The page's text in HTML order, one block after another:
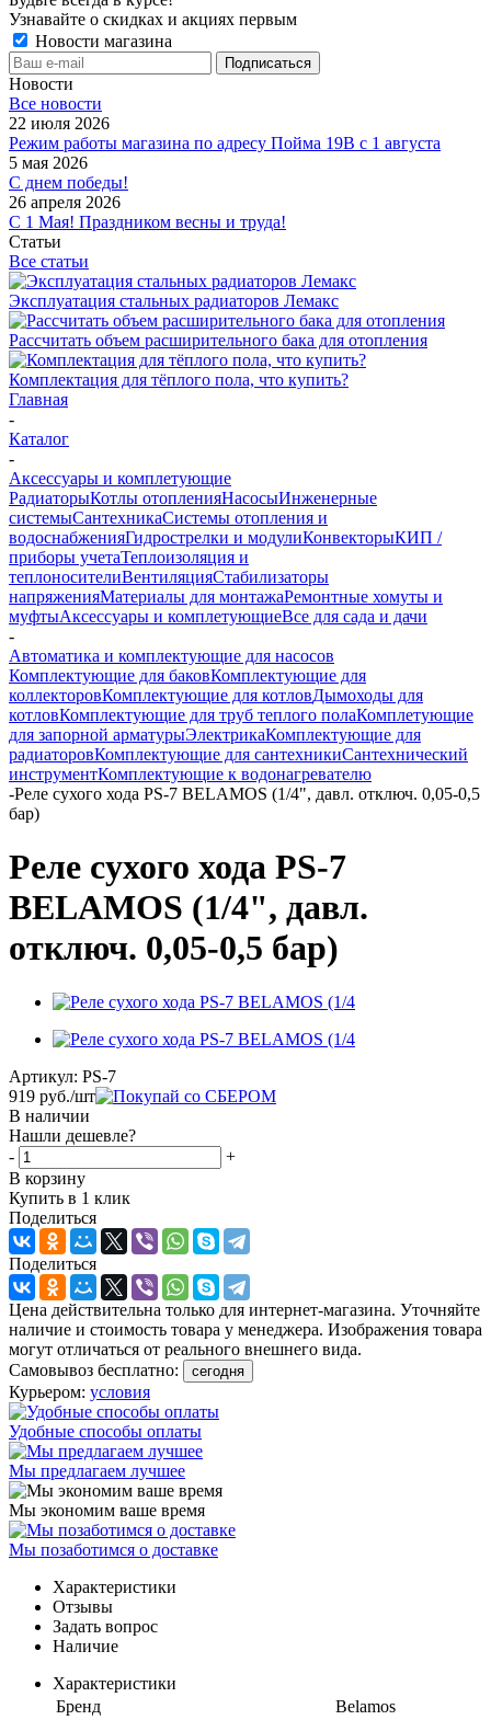
Узнавайте о скидках и акциях первым
Новости магазина
Новости
Все новости
22 июля 2026
Режим работы магазина по адресу Пойма 19В с 1 августа
5 мая 2026
С днем победы!
26 апреля 2026
С 1 Мая! Праздником весны и труда!
Статьи
Все статьи
Эксплуатация стальных радиаторов Лемакс
Рассчитать объем расширительного бака для отопления
Комплектация для тёплого пола, что купить?
Главная
-
Каталог
-
Аксессуары и комплетующие
РадиаторыКотлы отопленияНасосыИнженерные
системыСантехникаСистемы отопления и
водоснабженияГидрострелки и модулиКонвекторыКИП /
приборы учетаТеплоизоляция и
теплоносителиВентиляцияСтабилизаторы
напряженияМатериалы для монтажаРемонтные хомуты и
муфтыАксессуары и комплетующиеВсе для сада и дачи
-
Автоматика и комплектующие для насосов
Комплектующие для баковКомплектующие для
коллекторовКомплектующие для котловДымоходы для
котловКомплектующие для труб теплого полаКомплетующие
для запорной арматурыЭлектрикаКомплектующие для
радиаторовКомплектующие для сантехникиСантехнический
инструментКомплектующие к водонагревателю
-Реле сухого хода PS-7 BELAMOS (1/4", давл. отключ. 0,05-0,5
бар)
Реле сухого хода PS-7
BELAMOS (1/4", давл.
отключ. 0,05-0,5 бар)
Артикул: PS-7
919 руб./шт
В наличии
Нашли дешевле?
-
+
В корзину
Купить в 1 клик
Поделиться
Поделиться
Цена действительна только для интернет-магазина. Уточняйте
наличие и стоимость товара у менеджера. Изображения товара
могут отличаться от реального внешнего вида.
Самовывоз бесплатно:
сегодня
Курьером: условия
Удобные способы оплаты
Мы предлагаем лучшее
Мы экономим ваше время
Мы позаботимся о доставке
Характеристики
Отзывы
Задать вопрос
Наличие
Характеристики
Бренд
Belamos